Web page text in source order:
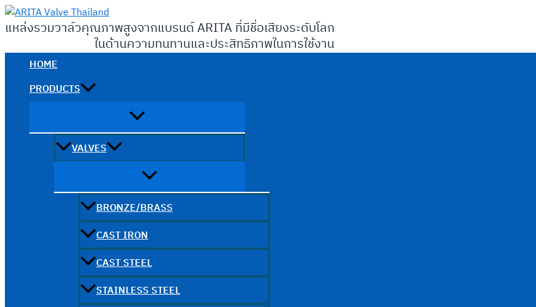
Skip
to
แหล่งรวมวาล์วคุณภาพสูงจากแบรนด์ ARITA ที่มีชื่อเสียงระดับโลก
ในด้านความทนทานและประสิทธิภาพในการใช้งาน
HOME
PRODUCTS
VALVES
BRONZE/BRASS
CAST IRON
CAST STEEL
STAINLESS STEEL